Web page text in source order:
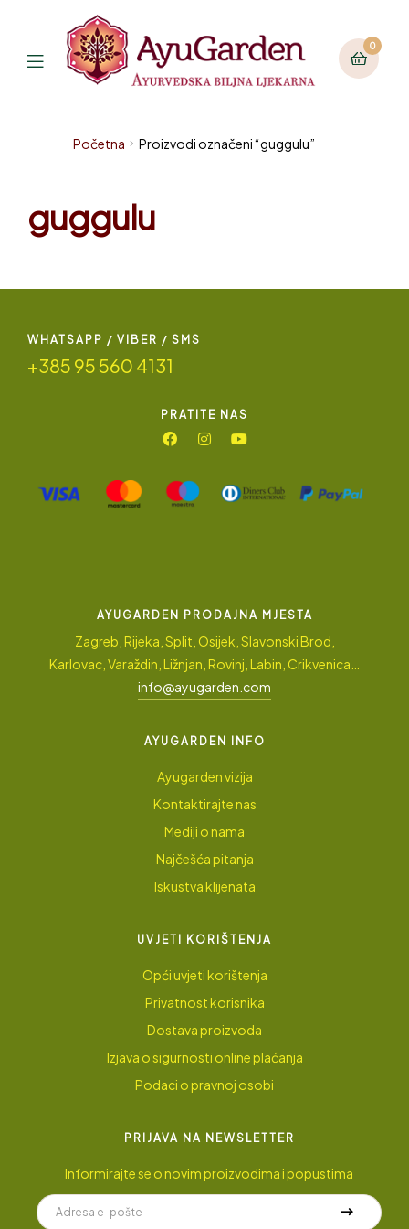
0
Početna Proizvodi označeni “guggulu”
guggulu
WHATSAPP / VIBER / SMS
+385 95 560 4131
PRATITE NAS
AYUGARDEN PRODAJNA MJESTA
Zagreb, Rijeka, Split, Osijek, Slavonski Brod,
Karlovac, Varaždin, Ližnjan, Rovinj, Labin, Crikvenica…
info@ayugarden.com
AYUGARDEN INFO
Ayugarden vizija
Kontaktirajte nas
Mediji o nama
Najčešća pitanja
Iskustva klijenata
UVJETI KORIŠTENJA
Opći uvjeti korištenja
Privatnost korisnika
Dostava proizvoda
Izjava o sigurnosti online plaćanja
Podaci o pravnoj osobi
PRIJAVA NA NEWSLETTER
Informirajte se o novim proizvodima i popustima